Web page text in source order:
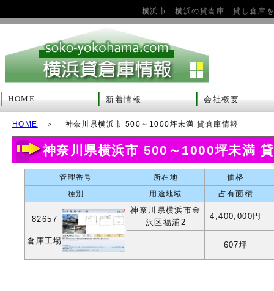
横浜市 横浜の貸倉庫 貸し倉庫
HOME 新着情報 会社概要
HOME ＞ 神奈川県横浜市 500～1000坪未満 貸倉庫情報
神奈川県横浜市 500～1000坪未満
管理番号 所在地 価格
種別 用途地域 占有面積
82657
倉庫工場
神奈川県横浜市金
沢区福浦2
4,400,000円
607坪